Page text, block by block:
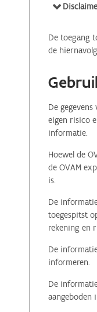
De toegang
de
De
eigen risico
informatie.
Hoewel de
de OVAM
is.
De
toegespitst
rekening en
De
informeren.
De
aangeboden